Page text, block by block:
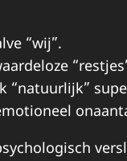
“wij”.
“natuurlijk”